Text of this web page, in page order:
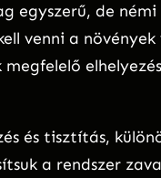
egyszerű, de
venni a
és tisztítás,
a rendszer